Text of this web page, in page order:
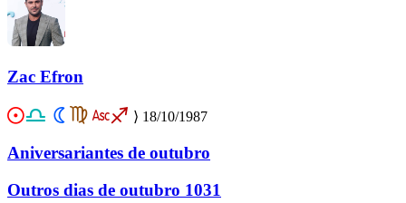
Zac Efron
⟩ 18/10/1987
Aniversariantes de outubro
Outros dias de outubro 1031